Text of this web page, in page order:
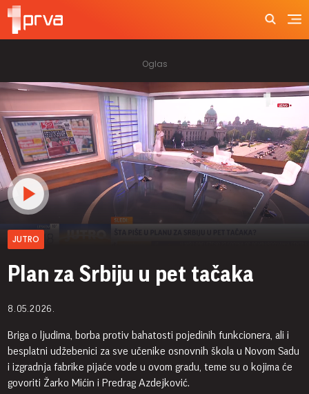
JUTRO
Plan za Srbiju u pet tačaka
8.05.2026.
Briga o ljudima, borba protiv bahatosti pojedinih funkcionera, ali i
besplatni udžebenici za sve učenike osnovnih škola u Novom Sadu
i izgradnja fabrike pijaće vode u ovom gradu, teme su o kojima će
govoriti Žarko Mićin i Predrag Azdejković.